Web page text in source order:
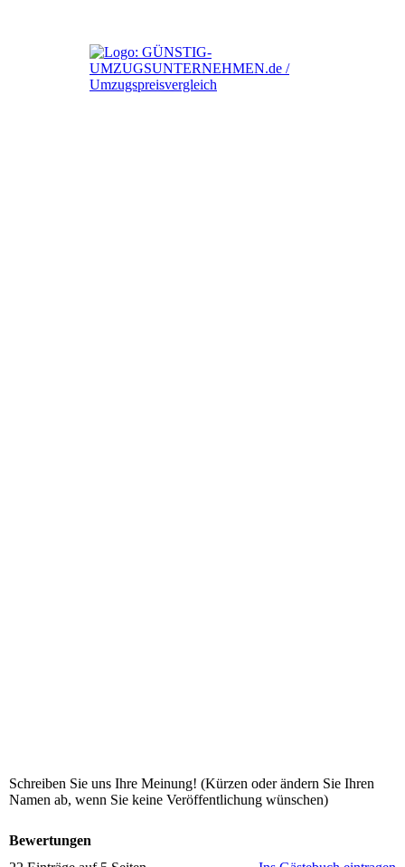
Schreiben Sie uns Ihre Meinung! (Kürzen oder ändern Sie Ihren
Namen ab, wenn Sie keine Veröffentlichung wünschen)
Bewertungen